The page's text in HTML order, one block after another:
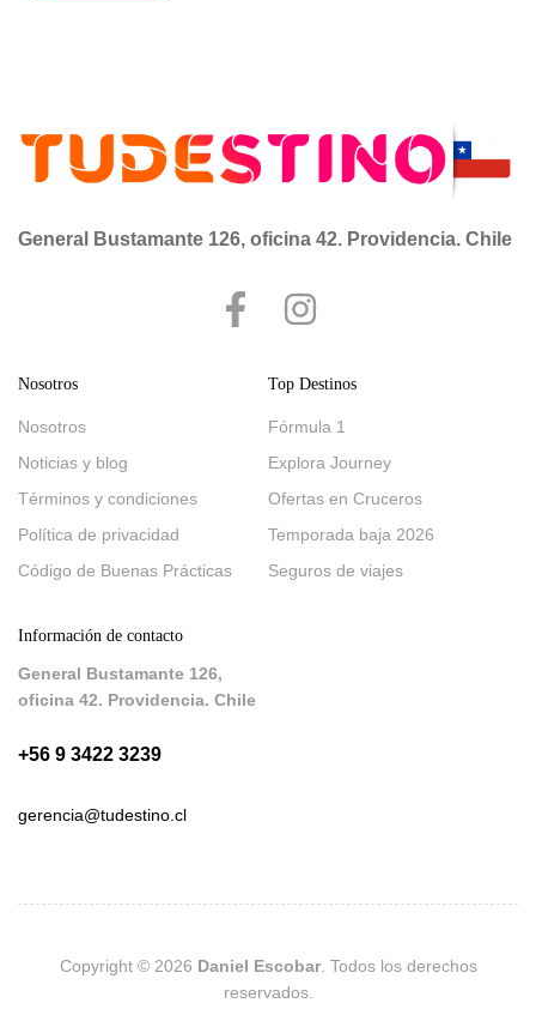
General Bustamante 126, oficina 42. Providencia. Chile
Nosotros
Nosotros
Noticias y blog
Términos y condiciones
Política de privacidad
Código de Buenas Prácticas
Top Destinos
Fórmula 1
Explora Journey
Ofertas en Cruceros
Temporada baja 2026
Seguros de viajes
Información de contacto
General Bustamante 126,
oficina 42. Providencia. Chile
+56 9 3422 3239
gerencia@tudestino.cl
Copyright © 2026 Daniel Escobar. Todos los derechos
reservados.